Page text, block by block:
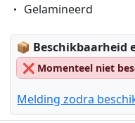
Eigenschaft:
Gelamineerd
📦 Lagerstatus:
Beschikbaarheid
❌ Momenteel niet
Melding zodra